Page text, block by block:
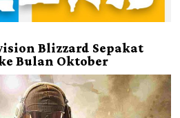
Blizzard Sepakat
Bulan Oktober